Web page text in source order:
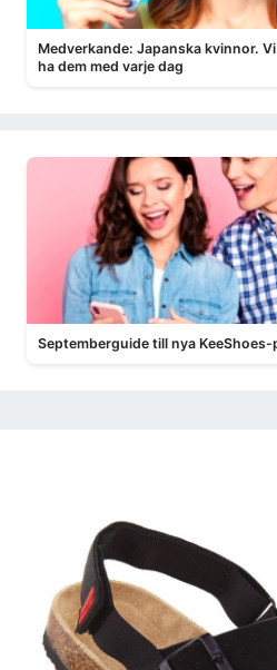
Medverkande: Japanska kvinnor.
ha dem med varje dag
Septemberguide till nya